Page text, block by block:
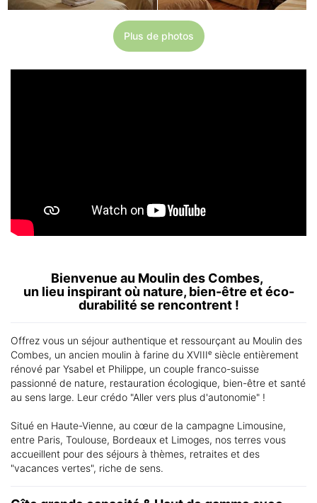
Plus de photos
Bienvenue au Moulin des Combes,
un lieu inspirant où nature, bien-être et éco-
durabilité se rencontrent !
Offrez vous un séjour authentique et ressourçant au Moulin des
Combes, un ancien moulin à farine du XVIIIᵉ siècle entièrement
rénové par Ysabel et Philippe, un couple franco-suisse
passionné de nature, restauration écologique, bien-être et santé
au sens large. Leur crédo "Aller vers plus d'autonomie" !
Situé en Haute-Vienne, au cœur de la campagne Limousine,
entre Paris, Toulouse, Bordeaux et Limoges, nos terres vous
accueillent pour des séjours à thèmes, retraites et des
"vacances vertes", riche de sens.